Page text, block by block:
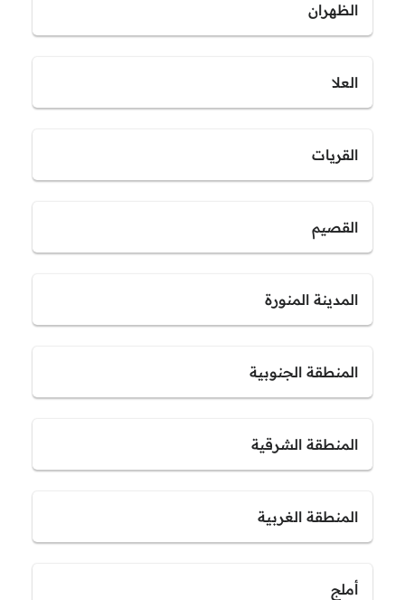
الظهران
العلا
القريات
القصيم
المدينة المنورة
المنطقة الجنوبية
المنطقة الشرقية
المنطقة الغربية
أملج